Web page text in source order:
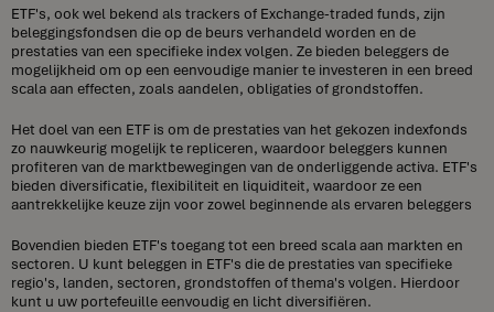
ETF's, ook wel bekend als trackers of Exchange-traded funds, zijn
beleggingsfondsen die op de beurs verhandeld worden en de
prestaties van een specifieke index volgen. Ze bieden beleggers de
mogelijkheid om op een eenvoudige manier te investeren in een breed
scala aan effecten, zoals aandelen, obligaties of grondstoffen.
Het doel van een ETF is om de prestaties van het gekozen indexfonds
zo nauwkeurig mogelijk te repliceren, waardoor beleggers kunnen
profiteren van de marktbewegingen van de onderliggende activa. ETF's
bieden diversificatie, flexibiliteit en liquiditeit, waardoor ze een
aantrekkelijke keuze zijn voor zowel beginnende als ervaren beleggers
Bovendien bieden ETF's toegang tot een breed scala aan markten en
sectoren. U kunt beleggen in ETF's die de prestaties van specifieke
regio's, landen, sectoren, grondstoffen of thema's volgen. Hierdoor
kunt u uw portefeuille eenvoudig en licht diversifiëren.